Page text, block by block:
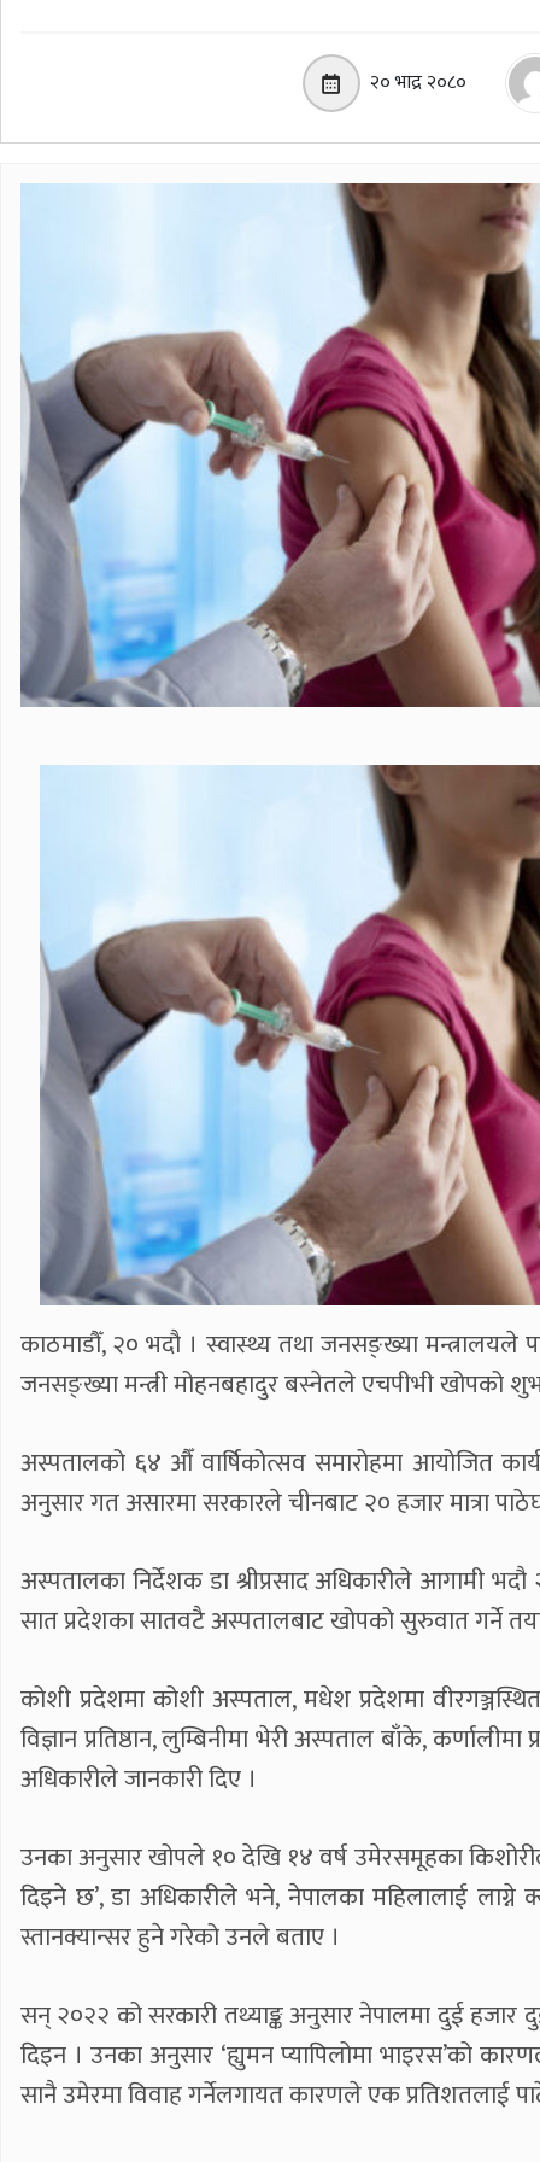
२० भाद्र २०८०
काठमाडौँ, २० भदौ । स्वास्थ्य तथा जनसङ्ख्या
जनसङ्ख्या मन्त्री मोहनबहादुर बस्नेतले एचपीभी खोपको
अस्पतालको ६४ औँ वार्षिकोत्सव समारोहमा आयोजित
अनुसार गत असारमा सरकारले चीनबाट २० हजार मात्रा
अस्पतालका निर्देशक डा श्रीप्रसाद अधिकारीले आगामी
सात प्रदेशका सातवटै अस्पतालबाट खोपको सुरुवात गर्ने
कोशी प्रदेशमा कोशी अस्पताल, मधेश प्रदेशमा
विज्ञान प्रतिष्ठान, लुम्बिनीमा भेरी अस्पताल बाँके,
अधिकारीले जानकारी दिए ।
उनका अनुसार खोपले १० देखि १४ वर्ष उमेरसमूहका
दिइने छ’, डा अधिकारीले भने, नेपालका महिलालाई
स्तानक्यान्सर हुने गरेको उनले बताए ।
सन् २०२२ को सरकारी तथ्याङ्क अनुसार नेपालमा दुई
दिइन । उनका अनुसार ‘ह्युमन प्यापिलोमा भाइरस’को
सानै उमेरमा विवाह गर्नेलगायत कारणले एक प्रतिशतलाई